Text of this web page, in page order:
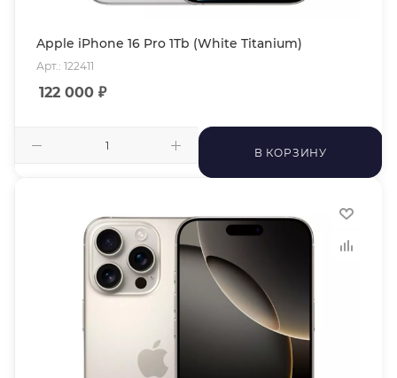
Apple iPhone 16 Pro 1Tb (White Titanium)
Арт.: 122411
122 000 ₽
В КОРЗИНУ